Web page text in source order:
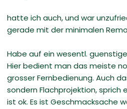
hatte ich auch, und war
gerade mit der minimalen
Habe auf ein wesentl.
Hier bedient man das meiste
grosser Fernbedienung. Auch
sondern Flachprojektion, sprich
ist ok. Es ist Geschmacksache